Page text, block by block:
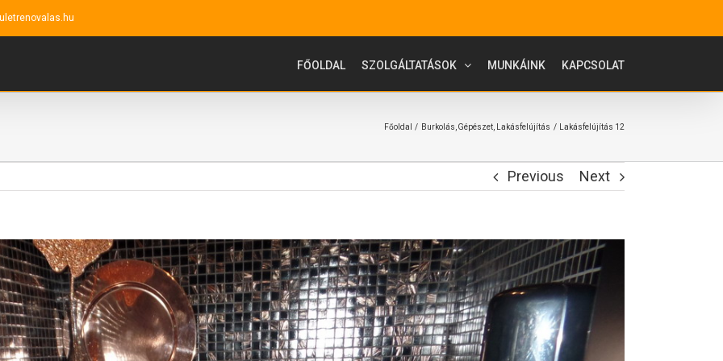
FŐOLDAL SZOLGÁLTATÁSOK MUNKÁINK KAPCSOLAT
Főoldal Burkolás Gépészet Lakásfelújítás Lakásfelújítás 12
Previous Next